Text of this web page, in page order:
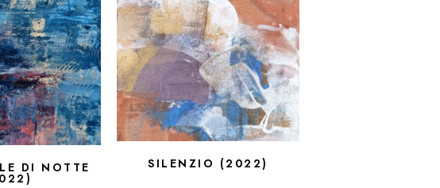
DI NOTTE SILENZIO (2022)